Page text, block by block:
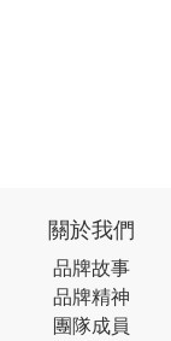
關於我們
品牌故事
品牌精神
團隊成員